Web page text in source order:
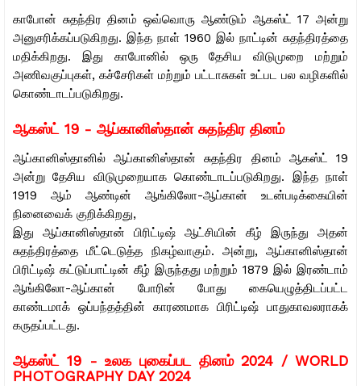
காபோன் சுதந்திர தினம் ஒவ்வொரு ஆண்டும் ஆகஸ்ட் 17 அன்று
அனுசரிக்கப்படுகிறது. இந்த நாள் 1960 இல் நாட்டின் சுதந்திரத்தை
மதிக்கிறது. இது காபோனில் ஒரு தேசிய விடுமுறை மற்றும்
அணிவகுப்புகள், கச்சேரிகள் மற்றும் பட்டாசுகள் உட்பட பல வழிகளில்
கொண்டாடப்படுகிறது.
ஆகஸ்ட் 19 - ஆப்கானிஸ்தான் சுதந்திர தினம்
ஆப்கானிஸ்தானில் ஆப்கானிஸ்தான் சுதந்திர தினம் ஆகஸ்ட் 19
அன்று தேசிய விடுமுறையாக கொண்டாடப்படுகிறது. இந்த நாள்
1919 ஆம் ஆண்டின் ஆங்கிலோ-ஆப்கான் உடன்படிக்கையின்
நினைவைக் குறிக்கிறது,
இது ஆப்கானிஸ்தான் பிரிட்டிஷ் ஆட்சியின் கீழ் இருந்து அதன்
சுதந்திரத்தை மீட்டெடுத்த நிகழ்வாகும். அன்று, ஆப்கானிஸ்தான்
பிரிட்டிஷ் கட்டுப்பாட்டின் கீழ் இருந்தது மற்றும் 1879 இல் இரண்டாம்
ஆங்கிலோ-ஆப்கான் போரின் போது கையெழுத்திடப்பட்ட
காண்டமாக் ஒப்பந்தத்தின் காரணமாக பிரிட்டிஷ் பாதுகாவலராகக்
கருதப்பட்டது.
ஆகஸ்ட் 19 -உலக புகைப்பட தினம் 2024 / WORLD
PHOTOGRAPHY DAY 2024